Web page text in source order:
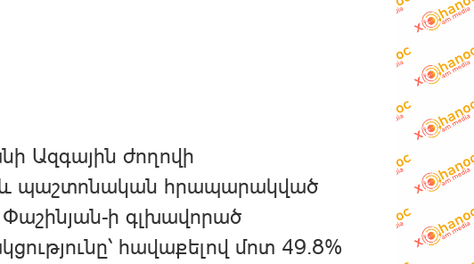
Ազգային ժողովի
և պաշտոնական հրապարակված
Փաշինյան-ի գլխավորած
հավաքելով մոտ 49.8%